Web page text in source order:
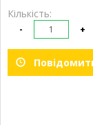
Кількість:
- +